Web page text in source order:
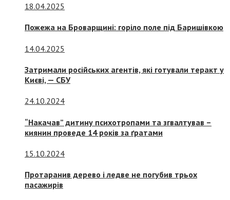
18.04.2025
Пожежа на Броварщині: горіло поле під Баришівкою
14.04.2025
Затримали російських агентів, які готували теракт у
Києві, — СБУ
24.10.2024
“Накачав” дитину психотропами та згвалтував –
киянин проведе 14 років за ґратами
15.10.2024
Протаранив дерево і ледве не погубив трьох
пасажирів